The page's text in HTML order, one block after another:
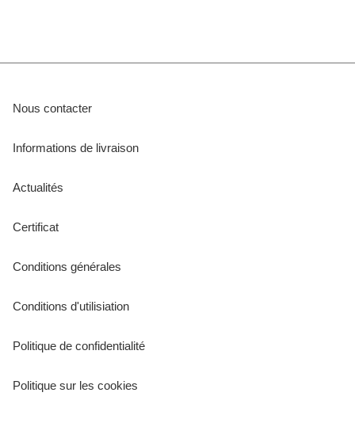
Nous contacter
Informations de livraison
Actualités
Certificat
Conditions générales
Conditions d'utilisiation
Politique de confidentialité
Politique sur les cookies